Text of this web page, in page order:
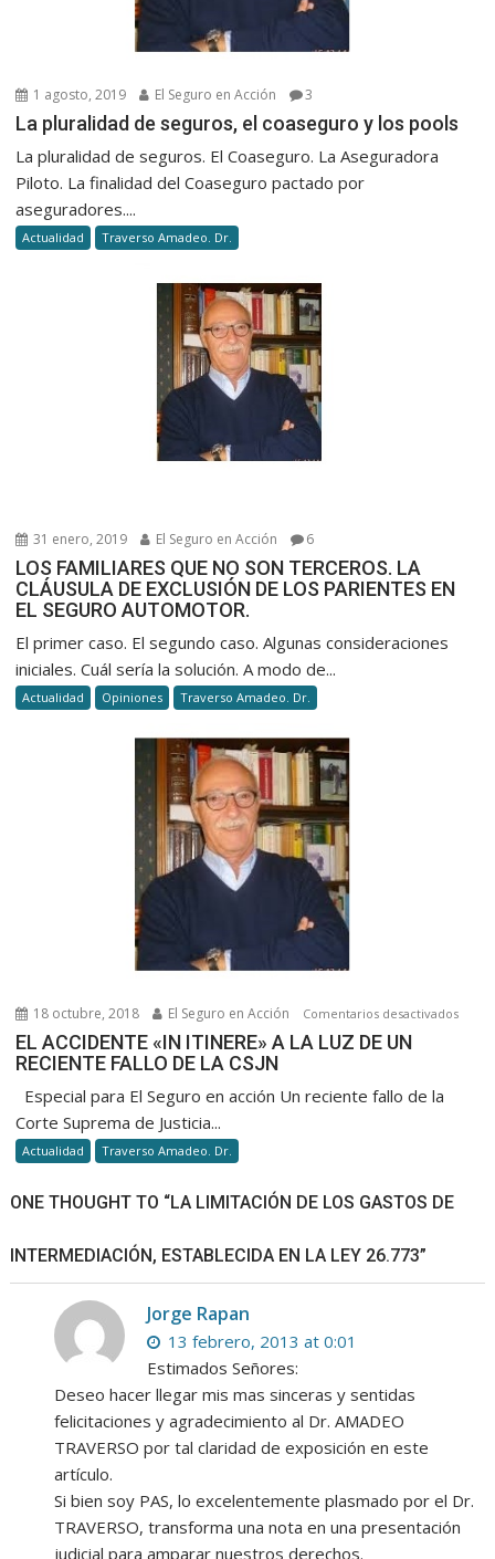
1 agosto, 2019 El Seguro en Acción 3
La pluralidad de seguros, el coaseguro y los pools
La pluralidad de seguros. El Coaseguro. La Aseguradora
Piloto. La finalidad del Coaseguro pactado por
aseguradores....
Actualidad Traverso Amadeo. Dr.
31 enero, 2019 El Seguro en Acción 6
LOS FAMILIARES QUE NO SON TERCEROS. LA
CLÁUSULA DE EXCLUSIÓN DE LOS PARIENTES EN
EL SEGURO AUTOMOTOR.
El primer caso. El segundo caso. Algunas consideraciones
iniciales. Cuál sería la solución. A modo de...
Actualidad Opiniones Traverso Amadeo. Dr.
18 octubre, 2018 El Seguro en Acción Comentarios desactivadosen
FALLO
EL ACCIDENTE «IN ITINERE» A LA LUZ DE UN
RECIENTE FALLO DE LA CSJN
Especial para El Seguro en acción Un reciente fallo de la
Corte Suprema de Justicia...
Actualidad Traverso Amadeo. Dr.
ONE THOUGHT TO “LA LIMITACIÓN DE LOS GASTOS DE
INTERMEDIACIÓN, ESTABLECIDA EN LA LEY 26.773”
Jorge Rapan
13 febrero, 2013 at 0:01
Estimados Señores:
Deseo hacer llegar mis mas sinceras y sentidas
felicitaciones y agradecimiento al Dr. AMADEO
TRAVERSO por tal claridad de exposición en este
artículo.
Si bien soy PAS, lo excelentemente plasmado por el Dr.
TRAVERSO, transforma una nota en una presentación
judicial para amparar nuestros derechos.